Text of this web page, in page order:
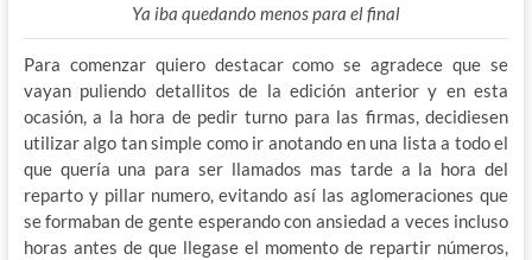
Ya iba quedando menos para el final
Para comenzar quiero destacar como se agradece que se
vayan puliendo detallitos de la edición anterior y en esta
ocasión, a la hora de pedir turno para las firmas, decidiesen
utilizar algo tan simple como ir anotando en una lista a todo el
que quería una para ser llamados mas tarde a la hora del
reparto y pillar numero, evitando así las aglomeraciones que
se formaban de gente esperando con ansiedad a veces incluso
horas antes de que llegase el momento de repartir números,